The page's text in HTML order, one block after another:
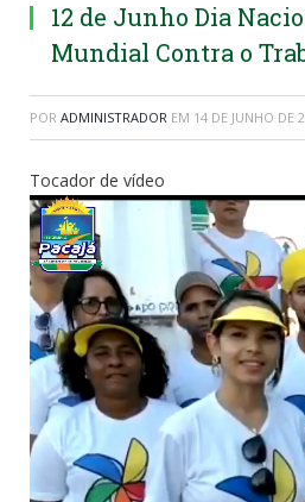
12 de Junho Dia
Mundial Contra o
POR ADMINISTRADOR EM 14 DE JUNHO DE
Tocador de vídeo